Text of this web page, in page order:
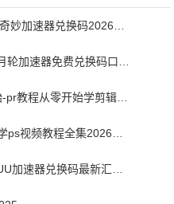
pr视频剪辑教程新手入门从零开始-pr教程从零开始学剪辑全集免费